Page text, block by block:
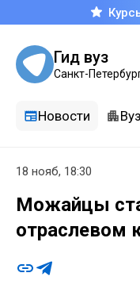
Гид вуз
Санкт-
Новости
18 нояб, 18:30
Можайцы
отраслевом